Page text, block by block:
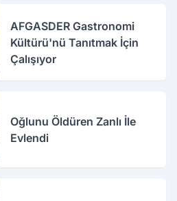
AFGASDER Gastronomi
Kültürü'nü Tanıtmak İçin
Çalışıyor
Oğlunu Öldüren Zanlı İle
Evlendi